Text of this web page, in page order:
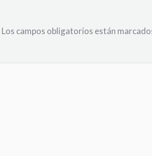
Los campos obligatorios están